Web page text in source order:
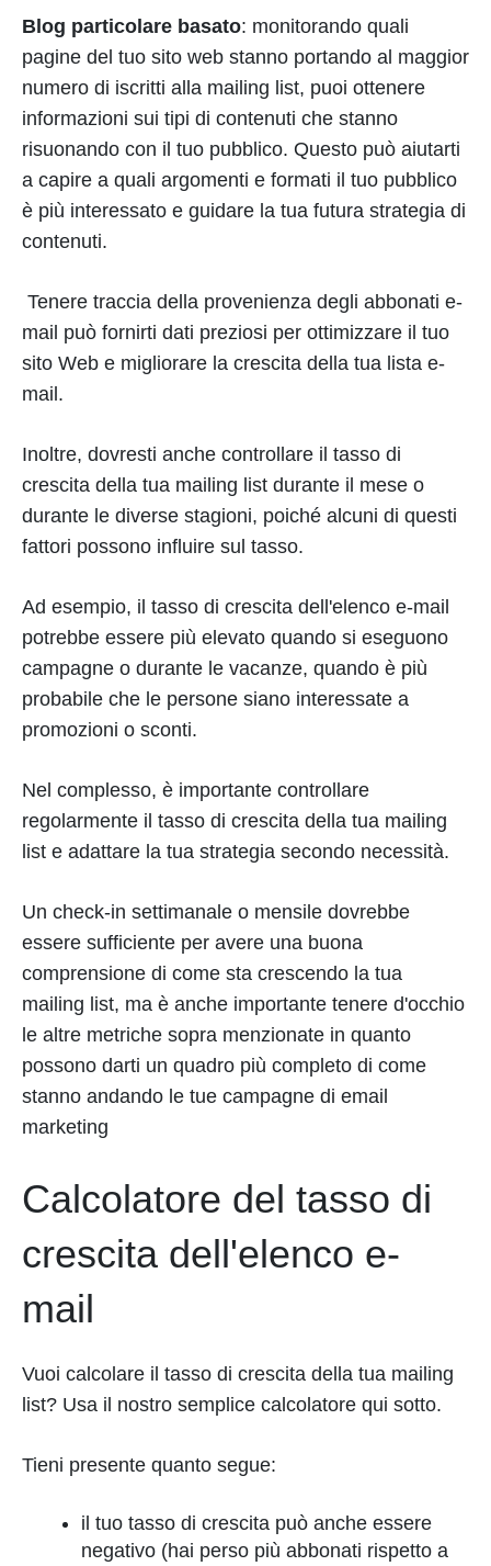
Blog particolare basato: monitorando quali
pagine del tuo sito web stanno portando al maggior
numero di iscritti alla mailing list, puoi ottenere
informazioni sui tipi di contenuti che stanno
risuonando con il tuo pubblico. Questo può aiutarti
a capire a quali argomenti e formati il tuo pubblico
è più interessato e guidare la tua futura strategia di
contenuti.
Tenere traccia della provenienza degli abbonati e-
mail può fornirti dati preziosi per ottimizzare il tuo
sito Web e migliorare la crescita della tua lista e-
mail.
Inoltre, dovresti anche controllare il tasso di
crescita della tua mailing list durante il mese o
durante le diverse stagioni, poiché alcuni di questi
fattori possono influire sul tasso.
Ad esempio, il tasso di crescita dell'elenco e-mail
potrebbe essere più elevato quando si eseguono
campagne o durante le vacanze, quando è più
probabile che le persone siano interessate a
promozioni o sconti.
Nel complesso, è importante controllare
regolarmente il tasso di crescita della tua mailing
list e adattare la tua strategia secondo necessità.
Un check-in settimanale o mensile dovrebbe
essere sufficiente per avere una buona
comprensione di come sta crescendo la tua
mailing list, ma è anche importante tenere d'occhio
le altre metriche sopra menzionate in quanto
possono darti un quadro più completo di come
stanno andando le tue campagne di email
marketing
Calcolatore del tasso di
crescita dell'elenco e-
mail
Vuoi calcolare il tasso di crescita della tua mailing
list? Usa il nostro semplice calcolatore qui sotto.
Tieni presente quanto segue:
il tuo tasso di crescita può anche essere
negativo (hai perso più abbonati rispetto a